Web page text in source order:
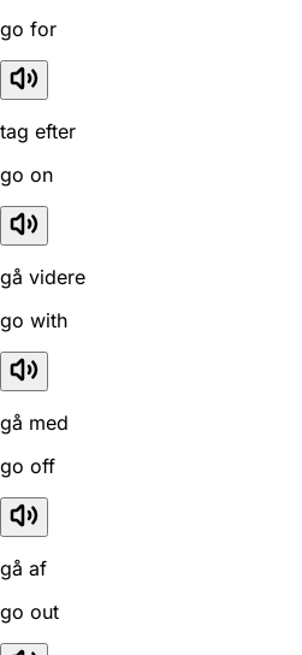
go for
tag efter
go on
gå videre
go with
gå med
go off
gå af
go out